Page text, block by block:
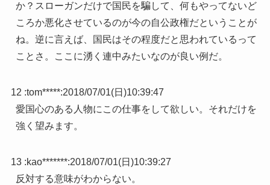
か？スローガンだけで国民を騙して、何もやってないど
ころか悪化させているのが今の自公政権だということが
ね。逆に言えば、国民はその程度だと思われているって
ことさ。ここに湧く連中みたいなのが良い例だ。
12 :tom*****:2018/07/01(日)10:39:47
愛国心のある人物にこの仕事をして欲しい。それだけを
強く望みます。
13 :kao*******:2018/07/01(日)10:39:27
反対する意味がわからない。